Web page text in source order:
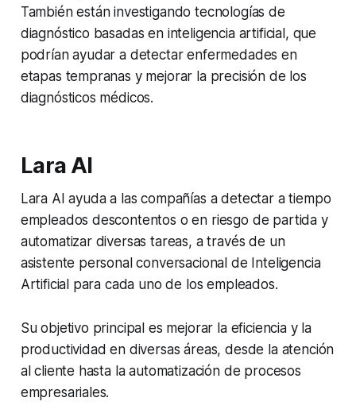
También están investigando tecnologías de
diagnóstico basadas en inteligencia artificial, que
podrían ayudar a detectar enfermedades en
etapas tempranas y mejorar la precisión de los
diagnósticos médicos.
Lara AI
Lara AI ayuda a las compañías a detectar a tiempo
empleados descontentos o en riesgo de partida y
automatizar diversas tareas, a través de un
asistente personal conversacional de Inteligencia
Artificial para cada uno de los empleados.
Su objetivo principal es mejorar la eficiencia y la
productividad en diversas áreas, desde la atención
al cliente hasta la automatización de procesos
empresariales.